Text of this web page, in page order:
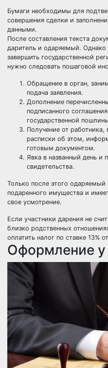
Бумаги необходимы для
совершения сделки и
данными.
После составления текста
даритель и одаряемый.
завершить государственной
нужно следовать пошаговой
Обращение в орган,
подача заявления.
Дополнение
подписанного
государственной
Получение от работника,
расписки об этом,
готовым документом.
Явка в названный день и
свидетельства.
Только после этого одаряемый
подаренного имущества и
свое усмотрение.
Если участники дарения не
близко родственных
оплатить налог по ставке 13%
Оформление у